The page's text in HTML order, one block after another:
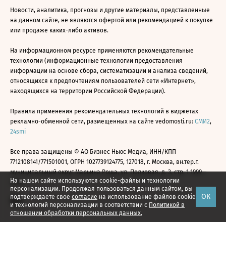
На нашем сайте используются cookie-файлы и технологии
персонализации. Продолжая пользоваться данным сайтом, вы
подтверждаете свое согласие на использование файлов cookie
и технологий персонализации в соответствии с Политикой в
отношении обработки персональных данных.
ОК
Новости, аналитика, прогнозы и другие материалы, представленные
на данном сайте, не являются офертой или рекомендацией к покупке
или продаже каких-либо активов.
На информационном ресурсе применяются рекомендательные
технологии (информационные технологии предоставления
информации на основе сбора, систематизации и анализа сведений,
относящихся к предпочтениям пользователей сети «Интернет»,
находящихся на территории Российской Федерации).
Правила применения рекомендательных технологий в виджетах
рекламно-обменной сети, размещенных на сайте vedomosti.ru: СМИ2,
24smi
Все права защищены © АО Бизнес Ньюс Медиа, ИНН/КПП
7712108141/771501001, ОГРН 1027739124775, 127018, г. Москва, вн.тер.г.
муниципальный округ Марьина Роща, ул. Полковая, д. 3, стр. 1 1999—
2026